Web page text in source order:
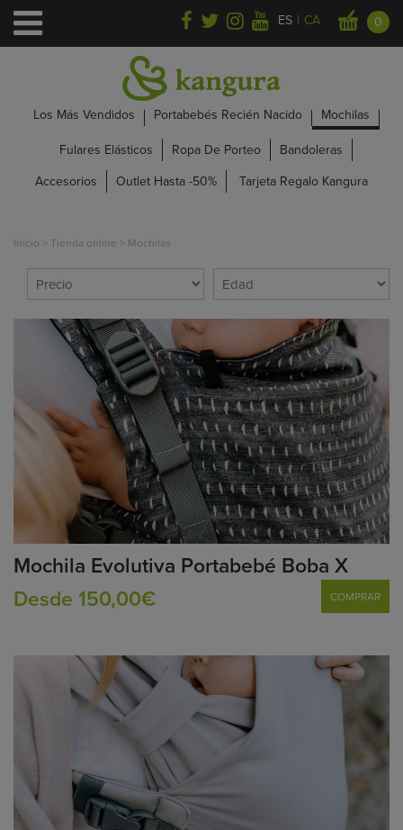
ES | CA 0
Los Más Vendidos Portabebés Recién Nacido
Mochilas
Fulares Elásticos
Ropa De Porteo
Bandoleras
Accesorios
Outlet Hasta -50% Tarjeta Regalo Kangura
Inicio > Tienda online > Mochilas
Mochila Evolutiva Portabebé Boba X
Desde 150,00€
COMPRAR